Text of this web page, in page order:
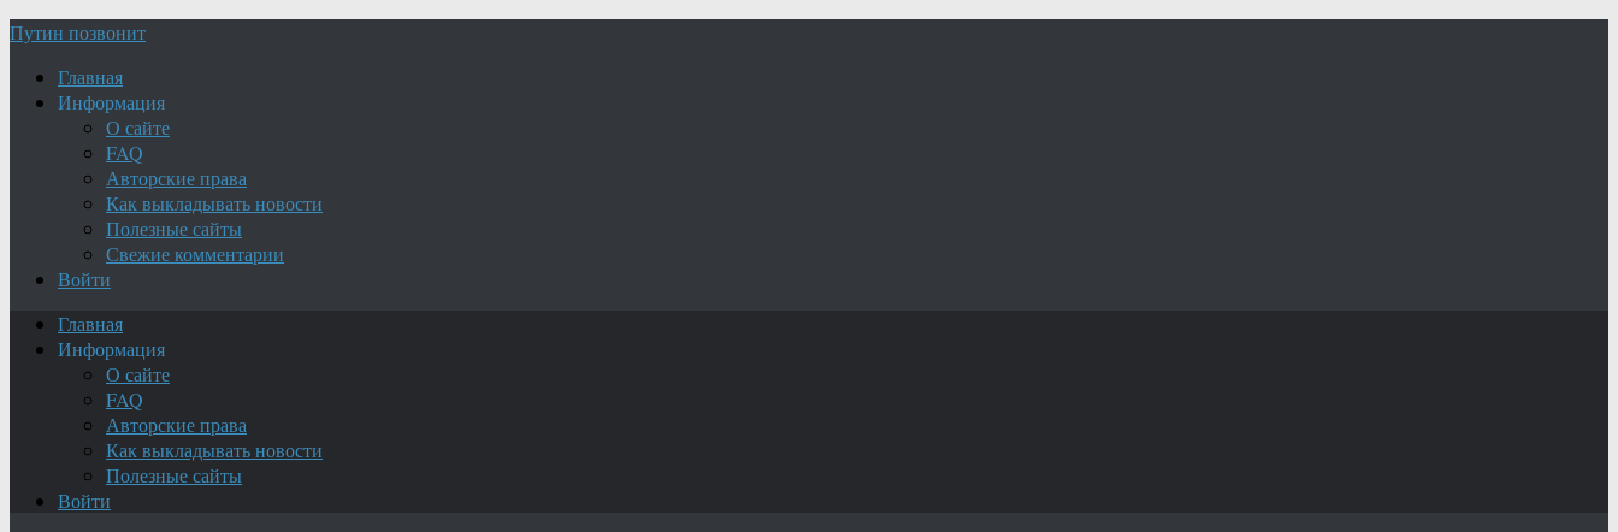
Путин позвонит
Главная
Информация
О сайте
FAQ
Авторские права
Как выкладывать новости
Полезные сайты
Свежие комментарии
Войти
Главная
Информация
О сайте
FAQ
Авторские права
Как выкладывать новости
Полезные сайты
Войти